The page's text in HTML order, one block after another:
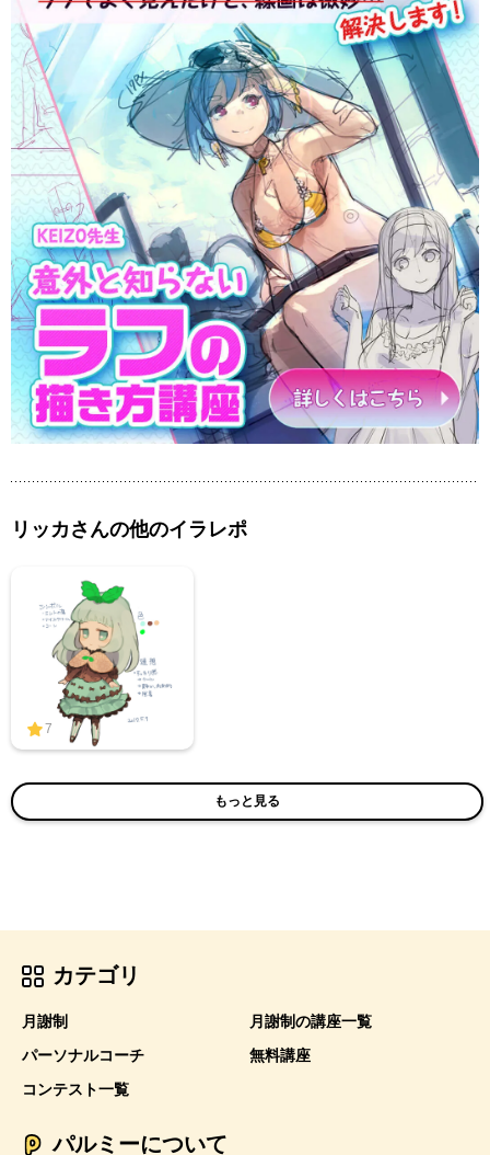
リッカさんの他のイラレポ
7
もっと見る
カテゴリ
月謝制
月謝制の講座一覧
パーソナルコーチ
無料講座
コンテスト一覧
パルミーについて